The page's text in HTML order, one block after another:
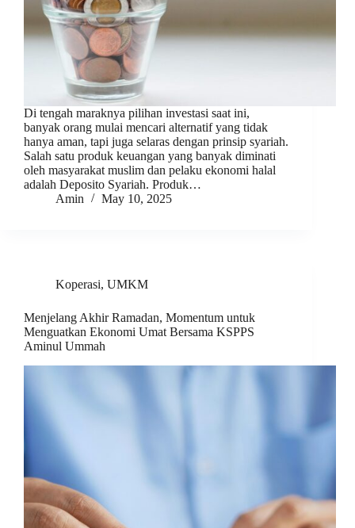
Di tengah maraknya pilihan investasi saat ini,
banyak orang mulai mencari alternatif yang tidak
hanya aman, tapi juga selaras dengan prinsip syariah.
Salah satu produk keuangan yang banyak diminati
oleh masyarakat muslim dan pelaku ekonomi halal
adalah Deposito Syariah. Produk…
Amin
May 10, 2025
Koperasi, UMKM
Menjelang Akhir Ramadan, Momentum untuk
Menguatkan Ekonomi Umat Bersama KSPPS
Aminul Ummah